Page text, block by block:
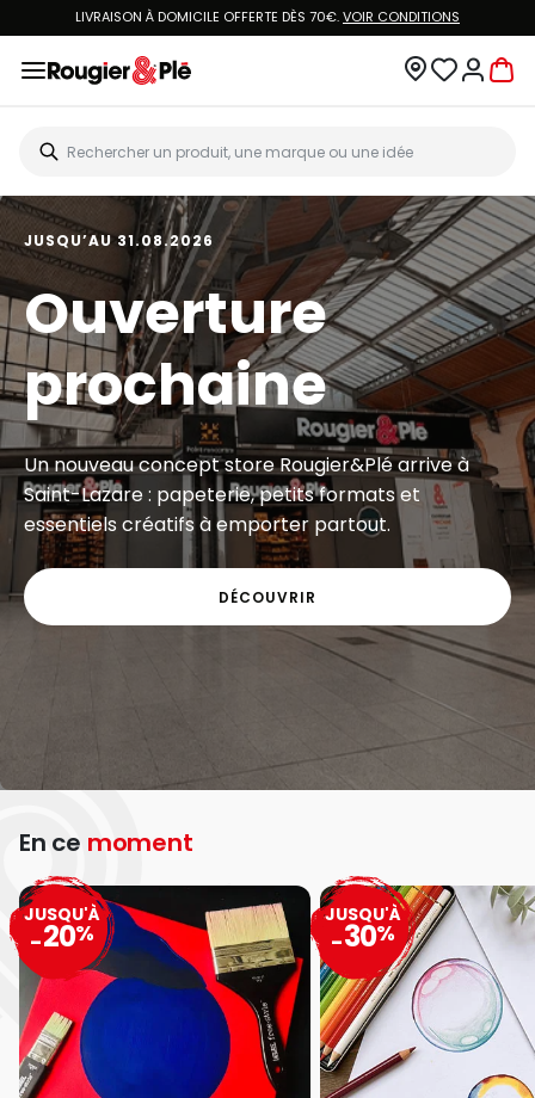
LIVRAISON À DOMICILE OFFERTE DÈS 70€.VOIR CONDITIONS
JUSQU’AU 31.08.2026
Ouverture
prochaine
Un nouveau concept store Rougier&Plé arrive à
Saint-Lazare : papeterie, petits formats et
essentiels créatifs à emporter partout.
DÉCOUVRIR
En ce moment
JUSQU'À
-20%
JUSQU'À
-30%